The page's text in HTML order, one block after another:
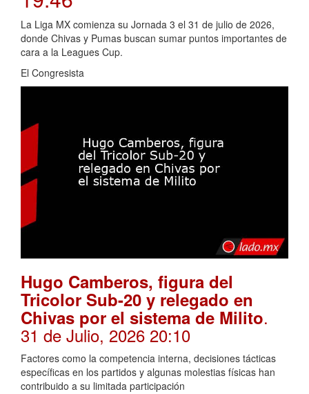
La Liga MX comienza su Jornada 3 el 31 de julio de 2026,
donde Chivas y Pumas buscan sumar puntos importantes de
cara a la Leagues Cup.
El Congresista
Hugo Camberos, figura del
Tricolor Sub-20 y relegado en
Chivas por el sistema de Milito.
31 de Julio, 2026 20:10
Factores como la competencia interna, decisiones tácticas
específicas en los partidos y algunas molestias físicas han
contribuido a su limitada participación